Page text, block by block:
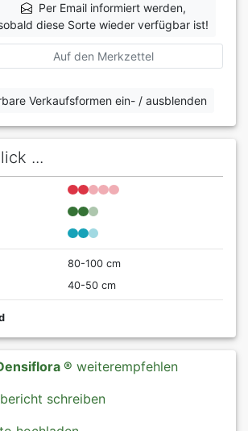
Per Email informiert werden,
diese Sorte wieder verfügbar ist!
Auf den Merkzettel
Verkaufsformen ein- / ausblenden
...
80-100 cm
40-50 cm
® weiterempfehlen
schreiben